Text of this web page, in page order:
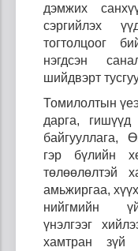
дэмжих
сэргийлэх
тогтолцоог
нэгдсэн
шийдвэрт
Томилолтын
дарга, гишүүд
байгууллага,
гэр бүлийн
төлөөлөлтэй
амьжиргаа,
нийгмийн
үнэлгээг
хамтран зүй